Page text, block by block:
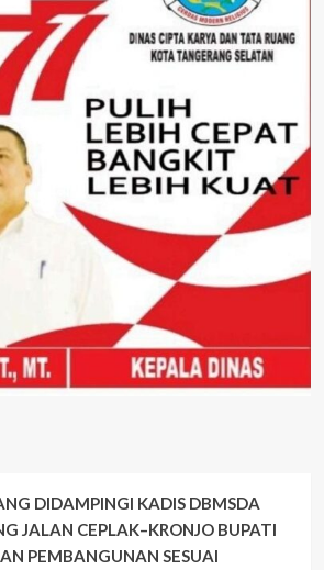
DIDAMPINGI KADIS DBMSDA
JALAN CEPLAK–KRONJO BUPATI
PEMBANGUNAN SESUAI